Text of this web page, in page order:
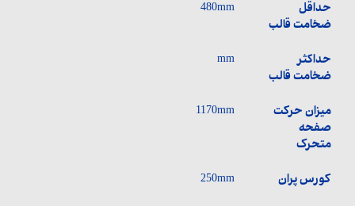
حداقل
ضخامت قالب
480mm
حداکثر
ضخامت قالب
mm
میزان حرکت
صفحه
متحرک
1170mm
کورس پران 250mm